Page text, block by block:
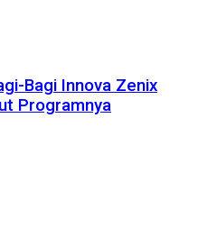
Bagi Innova Zenix
Programnya